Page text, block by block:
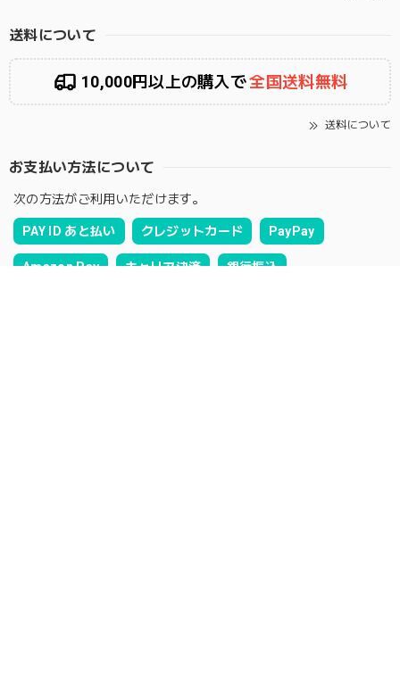
送料について
10,000円以上の購入で全国送料無料
送料について
お支払い方法について
次の方法がご利用いただけます。
PAY ID あと払い クレジットカード PayPay
Amazon Pay キャリア決済 銀行振込